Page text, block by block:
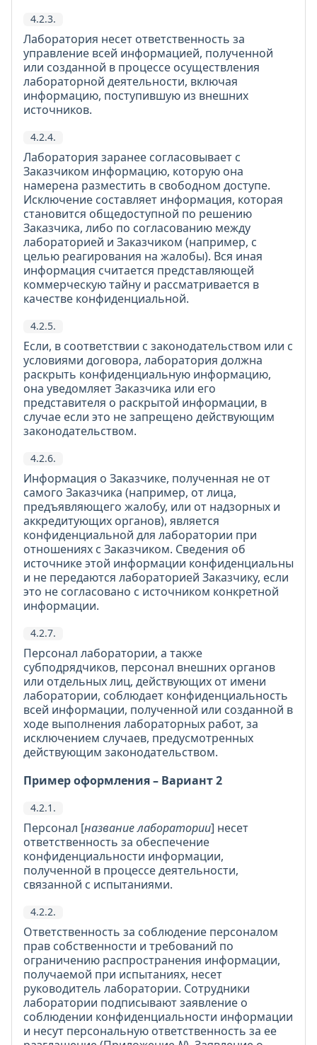
4.2.3.
Лаборатория несет ответственность за
управление всей информацией, полученной
или созданной в процессе осуществления
лабораторной деятельности, включая
информацию, поступившую из внешних
источников.
4.2.4.
Лаборатория заранее согласовывает с
Заказчиком информацию, которую она
намерена разместить в свободном доступе.
Исключение составляет информация, которая
становится общедоступной по решению
Заказчика, либо по согласованию между
лабораторией и Заказчиком (например, с
целью реагирования на жалобы). Вся иная
информация считается представляющей
коммерческую тайну и рассматривается в
качестве конфиденциальной.
4.2.5.
Если, в соответствии с законодательством или с
условиями договора, лаборатория должна
раскрыть конфиденциальную информацию,
она уведомляет Заказчика или его
представителя о раскрытой информации, в
случае если это не запрещено действующим
законодательством.
4.2.6.
Информация о Заказчике, полученная не от
самого Заказчика (например, от лица,
предъявляющего жалобу, или от надзорных и
аккредитующих органов), является
конфиденциальной для лаборатории при
отношениях с Заказчиком. Сведения об
источнике этой информации конфиденциальны
и не передаются лабораторией Заказчику, если
это не согласовано с источником конкретной
информации.
4.2.7.
Персонал лаборатории, а также
субподрядчиков, персонал внешних органов
или отдельных лиц, действующих от имени
лаборатории, соблюдает конфиденциальность
всей информации, полученной или созданной в
ходе выполнения лабораторных работ, за
исключением случаев, предусмотренных
действующим законодательством.
Пример оформления – Вариант 2
4.2.1.
Персонал [название лаборатории] несет
ответственность за обеспечение
конфиденциальности информации,
полученной в процессе деятельности,
связанной с испытаниями.
4.2.2.
Ответственность за соблюдение персоналом
прав собственности и требований по
ограничению распространения информации,
получаемой при испытаниях, несет
руководитель лаборатории. Сотрудники
лаборатории подписывают заявление о
соблюдении конфиденциальности информации
и несут персональную ответственность за ее